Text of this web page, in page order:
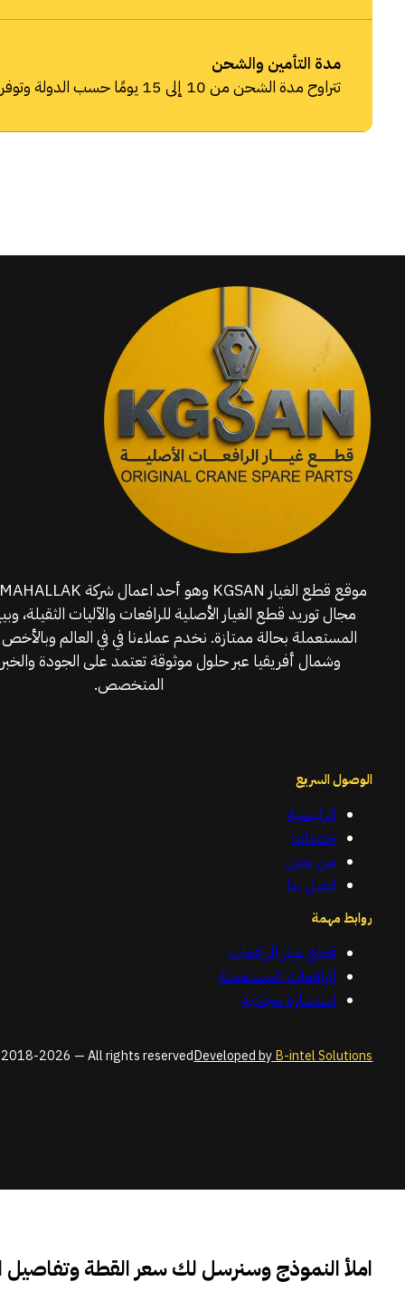
مدة التأمين والشحن
تتراوح مدة الشحن من 10 إلى 15 يومًا حسب الدولة وتوفر شركات الشحن
مجال توريد قطع الغيار الأصلية للرافعات والآليات الثقيلة،
المستعملة بحالة ممتازة. نخدم عملاءنا في في العالم
وشمال أفريقيا عبر حلول موثوقة تعتمد على الجودة
المتخصص.
الوصول السريع
الرئيسية
خدماتنا
من نحن
اتصل بنا
روابط مهمة
قطع غيار الرافعات
الرافعات المستعملة
استشارة مجانية
2026 — All rights reservedDeveloped byB-intel Solutions
املأ النموذج وسنرسل لك سعر القطة